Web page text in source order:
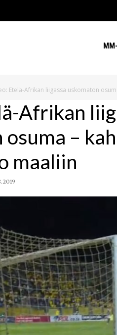
Etelä-Afrikan liigassa uskomaton
Afrikan
–
maaliin